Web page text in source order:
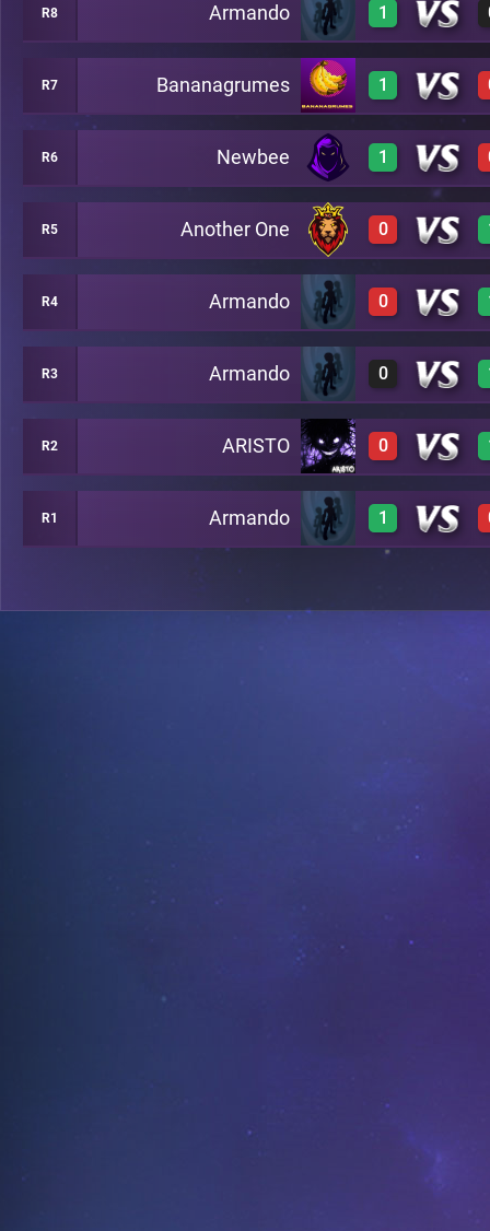
1 A18
R8 Armando 1
1 A30
R7 Bananagrumes 1
1 A10
R6 Newbee 1
1 A2
R5 Another One 0
0 A36
R4 Armando 0
0 A40
R3 Armando 0
0 A27
R2 ARISTO 0
0 A1
R1 Armando 1